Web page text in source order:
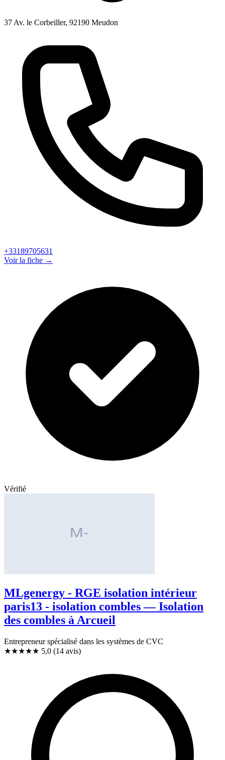
37 Av. le Corbeiller, 92190 Meudon
+33189705631
Voir la fiche →
Vérifié
MLgenergy - RGE isolation intérieur
paris13 - isolation combles — Isolation
des combles à Arcueil
Entrepreneur spécialisé dans les systèmes de CVC
★★★★★ 5,0 (14 avis)